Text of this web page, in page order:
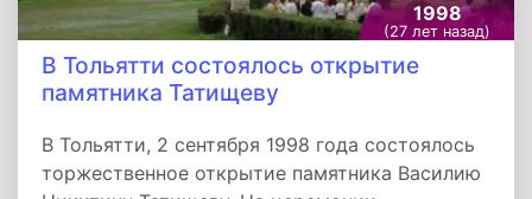
1998
(27 лет назад)
В Тольятти состоялось открытие
памятника Татищеву
В Тольятти, 2 сентября 1998 года состоялось
торжественное открытие памятника Василию